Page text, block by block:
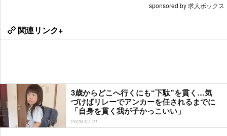
sponsored by 求人ボックス
関連リンク+
3歳からどこへ行くにも“下駄”を貫く…気
づけばリレーでアンカーを任されるまでに
「自身を貫く我が子かっこいい」
2026-07-21